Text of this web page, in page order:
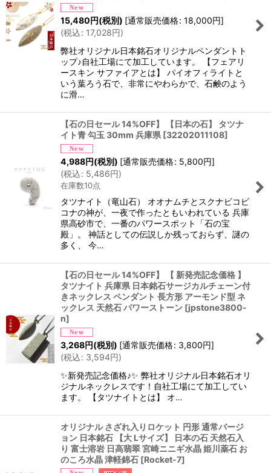
15,480円(税別) [通常販売価格: 18,000円]
(税込: 17,028円)
弊社オリジナル日本銘石オリジナルペンダントト
ップ♪自社工場にて加工しています。 【フェアリ
ースキン サファイアとは】 パイオフィライトと
いう葉ろう石で、非常にやわらかで、石鹸のよう
に滑…
【石の日セール 14%OFF】 【日本の石】 タツナ
イト青 勾玉 30mm 兵庫県 [32202011108]
4,988円(税別) [通常販売価格: 5,800円]
(税込: 5,486円)
在庫数10点
タツナイト（竜山石） オオナムチとスクナビコビ
コナの神が、一夜で作ったともいわれている 兵庫
県高砂市で、一番のパワースポット「石の宝
殿」。 神話としての伝説しか残っておらず、謎の
多く、 今…
【石の日セール 14%OFF】 【 新発売記念価格 】
タツナイト 兵庫県 日本銘石サージカルチェーン付
きネックレス ペンダント 長方形 アーモンド型 ネ
ックレス 天然石 パワーストーン [jpstone3800-
n]
3,268円(税別) [通常販売価格: 3,800円]
(税込: 3,594円)
✨新発売記念価格♪✨ 弊社オリジナル日本銘石オリ
ジナルネックレスです！自社工場にて加工してい
ます。 【タツナイトとは】 オ…
オリジナル さざれ入りロケット 円形 通常バージ
ョン 日本銘石 【大 Lサイズ】 日本の石 天然石入
り 富士溶岩 日高翡翠 宮崎ニニギ水晶 姫川薬石 お
のころ水晶 津軽錦石 [Rocket-7]